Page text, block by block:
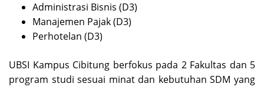
Administrasi Bisnis (D3)
Manajemen Pajak (D3)
Perhotelan (D3)
UBSI Kampus Cibitung berfokus pada 2 Fakultas dan 5
program studi sesuai minat dan kebutuhan SDM yang